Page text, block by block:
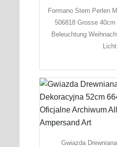
Formano Stern Perlen
506818 Grosse
Beleuchtung
Licht
Gwiazda